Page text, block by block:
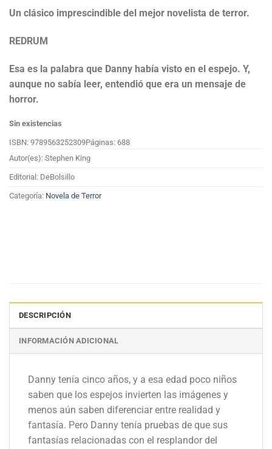
Un clásico imprescindible del mejor novelista de terror.
REDRUM
Esa es la palabra que Danny había visto en el espejo. Y,
aunque no sabía leer, entendió que era un mensaje de
horror.
Sin existencias
ISBN: 9789563252309Páginas: 688
Autor(es): Stephen King
Editorial: DeBolsillo
Categoría: Novela de Terror
DESCRIPCIÓN
INFORMACIÓN ADICIONAL
Danny tenía cinco años, y a esa edad poco niños
saben que los espejos invierten las imágenes y
menos aún saben diferenciar entre realidad y
fantasía. Pero Danny tenía pruebas de que sus
fantasías relacionadas con el resplandor del